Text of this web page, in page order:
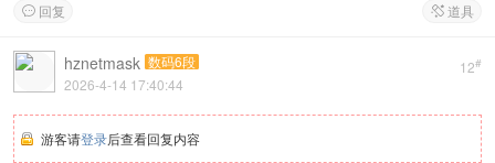
 回复  道具
12#
hznetmask 数码6段
2026-4-14 17:40:44
游客请登录后查看回复内容